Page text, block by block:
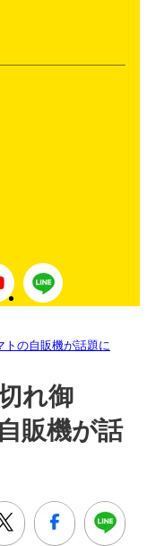
の自販機が話題に
れ御
販機が話